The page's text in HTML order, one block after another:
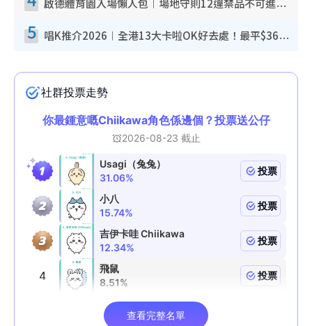
啟德體育園入場懶人包︱場地守則12違禁品不可進場准帶細水樽但全場禁樽蓋！應援牌有限制！
5 唱K推介2026︱全港13大卡啦OK好去處！最平$36起 日文K都有！(附地址+收費詳情)